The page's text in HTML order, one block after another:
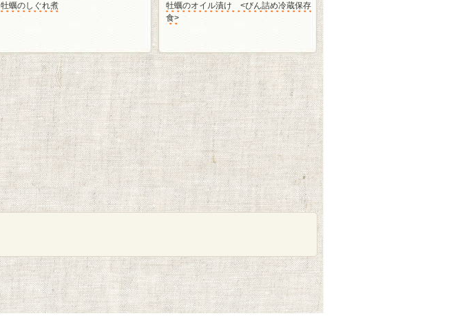
牡蠣のしぐれ煮
牡蠣のオイル漬け <びん詰め冷蔵保存
食>